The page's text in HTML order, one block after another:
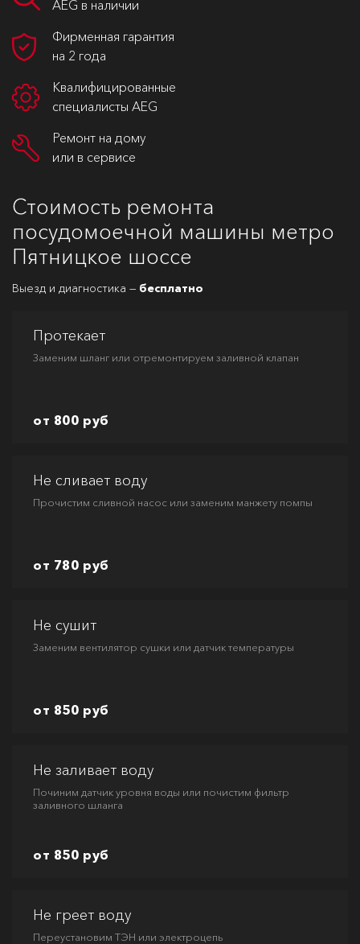
AEG в наличии
Фирменная гарантия
на 2 года
Квалифицированные
специалисты AEG
Ремонт на дому
или в сервисе
Стоимость ремонта
посудомоечной машины метро
Пятницкое шоссе
Выезд и диагностика — бесплатно
Протекает
Заменим шланг или отремонтируем заливной клапан
от 800 руб
Не сливает воду
Прочистим сливной насос или заменим манжету помпы
от 780 руб
Не сушит
Заменим вентилятор сушки или датчик температуры
от 850 руб
Не заливает воду
Починим датчик уровня воды или почистим фильтр
заливного шланга
от 850 руб
Не греет воду
Переустановим ТЭН или электроцепь